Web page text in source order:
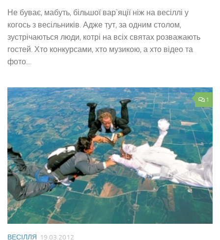
Не буває, мабуть, більшої вар`яції ніж на весіллі у
когось з весільників. Адже тут, за одним столом,
зустрічаються люди, котрі на всіх святах розважають
гостей. Хто конкурсами, хто музикою, а хто відео та
фото...
1
ВЕСІЛЛЯ 19.03.2012